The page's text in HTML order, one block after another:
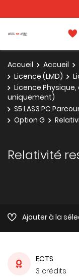
Accueil Accueil
Licence (LMD)
Licence Physique,
uniquement)
S5 LAS3 PC
Option G
Relativité
Ajouter à la
ECTS
3 crédits